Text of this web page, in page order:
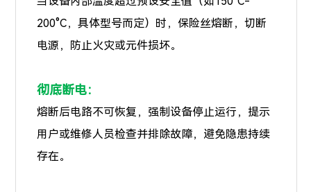
200°C，具体型号而定）时，保险丝熔断，切断
电源，防止火灾或元件损坏。
彻底断电：
熔断后电路不可恢复，强制设备停止运行，提示
用户或维修人员检查并排除故障，避免隐患持续
存在。